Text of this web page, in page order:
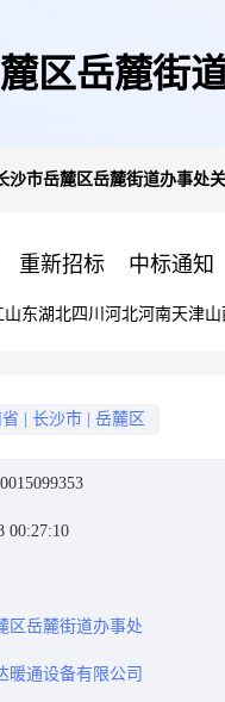
区岳麓街
沙市岳麓区岳麓街道办事处
重新招标 中标通知
山东湖北四川 河北河南天津山
长沙市 岳麓区
00:27:10
区岳麓街道办事处
暖通设备有限公司